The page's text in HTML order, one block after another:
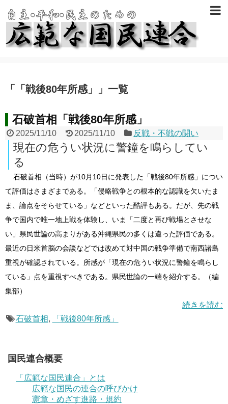
「 「戦後80年所感」 」 一覧
石破首相「戦後80年所感」
2025/11/10 2025/11/10 反戦・不戦の闘い
現在の危うい状況に警鐘を鳴らしてい
る
石破首相（当時）が10月10日に発表した「戦後80年所感」につい
て評価はさまざまである。「侵略戦争との根本的な認識を欠いたま
ま、論点をそらせている」などといった酷評もある。だが、先の戦
争で国内で唯一地上戦を体験し、いま「二度と再び戦場とさせな
い」県民世論の高まりがある沖縄県民の多くは違った評価である。
最近の日米首脳の会談などでは改めて対中国の戦争準備で南西諸島
重視が確認されている。所感が「現在の危うい状況に警鐘を鳴らし
ている」点を重視すべきである。県民世論の一端を紹介する。（編
集部）
続きを読む
石破首相, 「戦後80年所感」
国民連合概要
「広範な国民連合」とは
広範な国民の連合の呼びかけ
憲章・めざす進路・規約